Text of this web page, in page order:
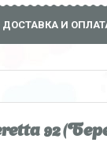
ДОСТАВКА И
92